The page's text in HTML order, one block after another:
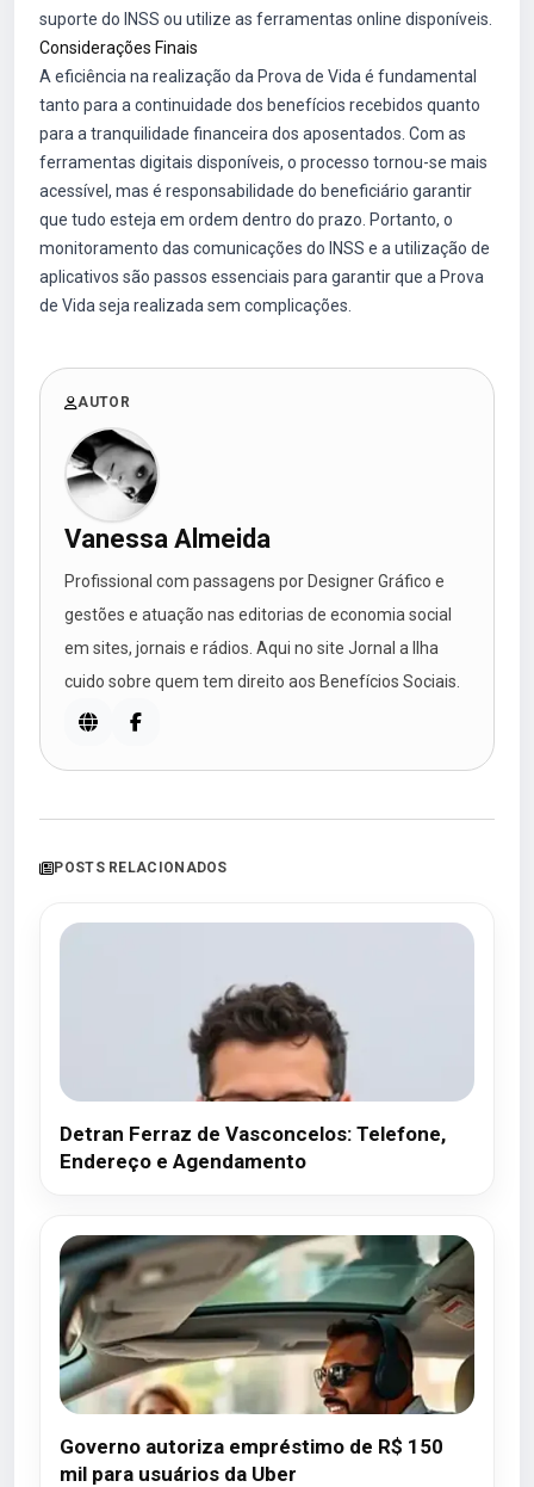
suporte do INSS ou utilize as ferramentas online disponíveis.
Considerações Finais
A eficiência na realização da Prova de Vida é fundamental
tanto para a continuidade dos benefícios recebidos quanto
para a tranquilidade financeira dos aposentados. Com as
ferramentas digitais disponíveis, o processo tornou-se mais
acessível, mas é responsabilidade do beneficiário garantir
que tudo esteja em ordem dentro do prazo. Portanto, o
monitoramento das comunicações do INSS e a utilização de
aplicativos são passos essenciais para garantir que a Prova
de Vida seja realizada sem complicações.
AUTOR
Vanessa Almeida
Profissional com passagens por Designer Gráfico e
gestões e atuação nas editorias de economia social
em sites, jornais e rádios. Aqui no site Jornal a Ilha
cuido sobre quem tem direito aos Benefícios Sociais.
POSTS RELACIONADOS
Detran Ferraz de Vasconcelos: Telefone,
Endereço e Agendamento
Governo autoriza empréstimo de R$ 150
mil para usuários da Uber